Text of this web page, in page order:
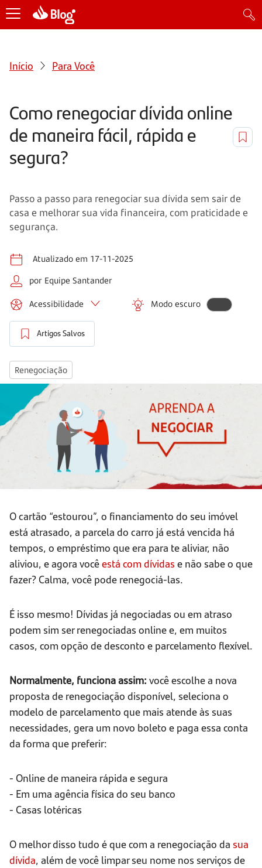
Início Para Você
Como renegociar dívida online
de maneira fácil, rápida e
segura?
Passo a passo para renegociar sua dívida sem sair de
casa e melhorar sua vida financeira, com praticidade e
segurança.
Atualizado em 17-11-2025
por Equipe Santander
Acessibilidade Modo escuro
Artigos Salvos
Renegociação
O cartão “estourou”, o financiamento do seu imóvel
está atrasado, a parcela do carro já está vencida há
tempos, o empréstimo que era para te aliviar, não
aliviou, e agora vocêestá com dívidas e não sabe o que
fazer? Calma, você pode renegociá-las.
É isso mesmo! Dívidas já negociadas ou em atraso
podem sim ser renegociadas online e, em muitos
casos, com opção de desconto e parcelamento flexível.
Normalmente, funciona assim: você escolhe a nova
proposta de renegociação disponível, seleciona o
modelo de parcelamento que mais atende às suas
necessidades, gera um novo boleto e paga essa conta
da forma que preferir:
- Online de maneira rápida e segura
- Em uma agência física do seu banco
- Casas lotéricas
O melhor disso tudo é que com a renegociação da sua
dívida, além de você limpar seu nome nos serviços de